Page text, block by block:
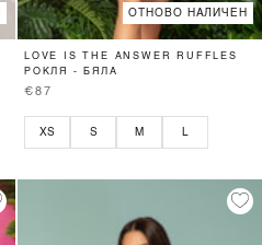
ОТНОВО НАЛИЧЕН
LOVE IS THE ANSWER RUFFLES
РОКЛЯ - БЯЛА
€87
XS S M